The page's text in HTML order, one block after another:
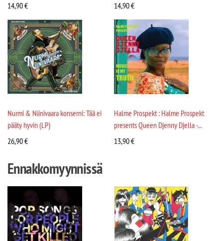
14,90€
14,90€
Nurmi & Niinivaara konserni: Tää ei
pääty hyvin (LP)
26,90€
Halme Prospekt : Halme Prospekt
presents Queen Djenny Djella -...
13,90€
Ennakkomyynnissä